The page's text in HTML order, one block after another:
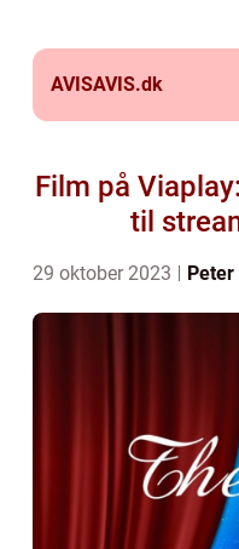
AVISAVIS.dk
Film på
til
29 oktober 2023